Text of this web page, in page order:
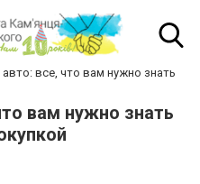
все, что вам нужно знать
вам нужно знать